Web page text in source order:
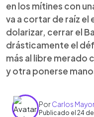
en los mítines con
va a cortar de raíz
dolarizar, cerrar el
drásticamente el
más al libre merado
y otra ponerse
PorCarlos
Publicado el 24